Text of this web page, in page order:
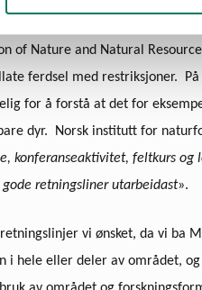
of Nature and Natural
ferdsel med re­strik­sjoner.
for å forstå at det for
dyr. Norsk institutt for
konferanseaktivitet, feltkurs
retningsliner utarbeidast».
vi ønsket, da vi ba
i hele eller deler av området,